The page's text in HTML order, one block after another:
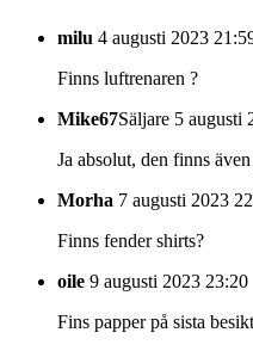
milu 4 augusti 2023
Finns luftrenaren ?
Mike67Säljare 5 augusti
Ja absolut, den finns
Morha 7 augusti 2023
Finns fender shirts?
oile 9 augusti 2023 23:20
Fins papper på sista